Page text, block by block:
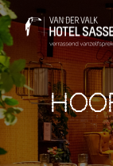
Overslaan
naar
contentHomepagina